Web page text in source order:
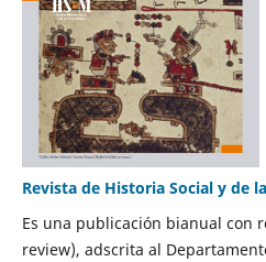
Revista de Historia Social y de
Es una publicación bianual con
review), adscrita al